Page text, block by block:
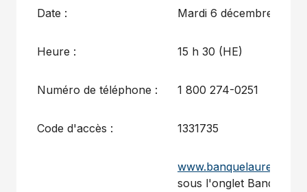
Date : Mardi 6 décembre 2016
Heure : 15 h 30 (HE)
Numéro de téléphone : 1 800 274-0251
Code d'accès : 1331735
sous l'onglet Banque